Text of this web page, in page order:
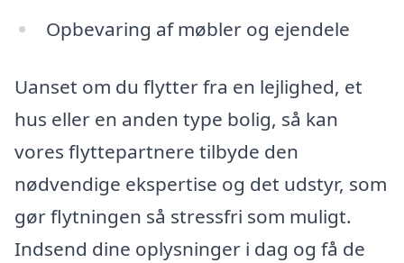
Opbevaring af møbler og ejendele
Uanset om du flytter fra en lejlighed, et
hus eller en anden type bolig, så kan
vores flyttepartnere tilbyde den
nødvendige ekspertise og det udstyr, som
gør flytningen så stressfri som muligt.
Indsend dine oplysninger i dag og få de